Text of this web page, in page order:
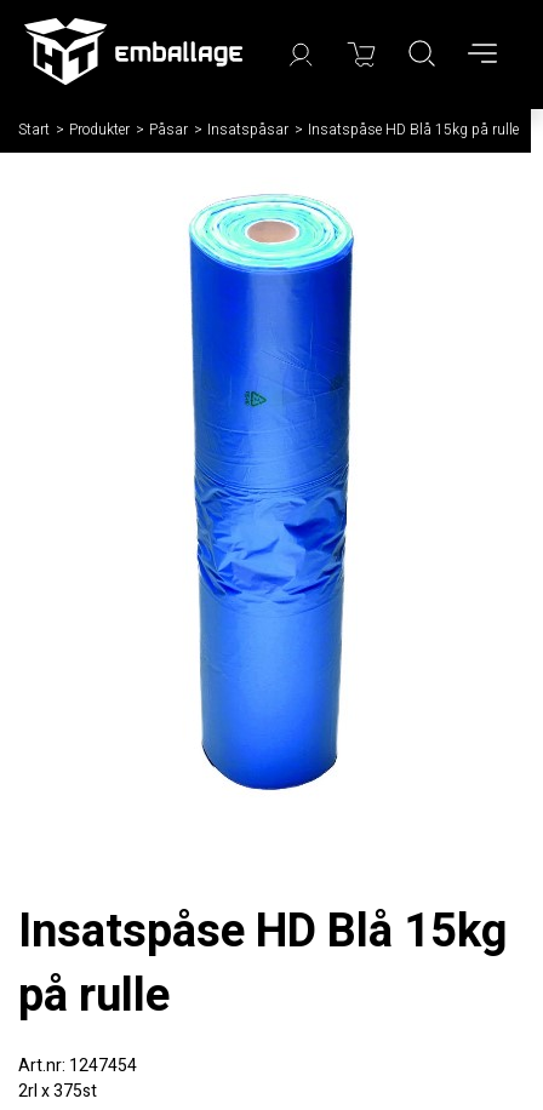
Start / Produkter / Påsar / Insatspåsar / Insatspåse HD Blå 15kg på rulle
Insatspåse HD Blå 15kg
på rulle
1247454
2rl x 375st